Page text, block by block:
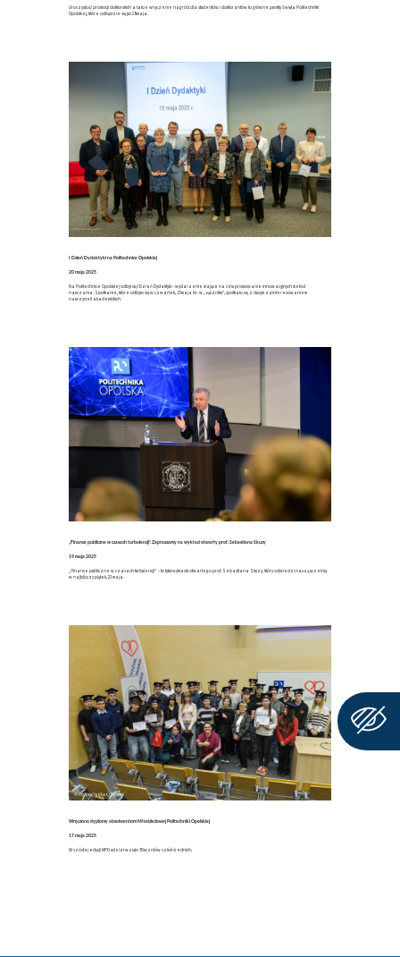
Uroczystość promocji doktorskich a także wręczenie nagród dla studentów i doktorantów to główne punkty Święta Politechniki
Opolskiej, które odbędzie się już 28 maja.
I Dzień Dydaktyki na Politechnice Opolskiej
20 maja 2025
Na Politechnice Opolskiej odbył się I Dzień Dydaktyki – wydarzenie mające na celu promowanie innowacyjnych metod
nauczania. Spotkanie, które odbyło się w czwartek, 15 maja br. w „Łączniku”, spotkało się z dużym zainteresowaniem
nauczycieli akademickich.
„Finanse publiczne w czasach turbulencji”. Zapraszamy na wykład otwarty prof. Sebastiana Skuzy
19 maja 2025
„Finanse publiczne w czasach turbulencji” – to tytuł wykładu otwartego prof. Sebastiana Skuzy, który odwiedzi naszą uczelnię
w najbliższy piątek, 23 maja.
Wręczono dyplomy absolwentom Młodzieżowej Politechniki Opolskiej
17 maja 2025
W szóstej edycji MPO udział wzięło 50 uczniów szkół średnich,